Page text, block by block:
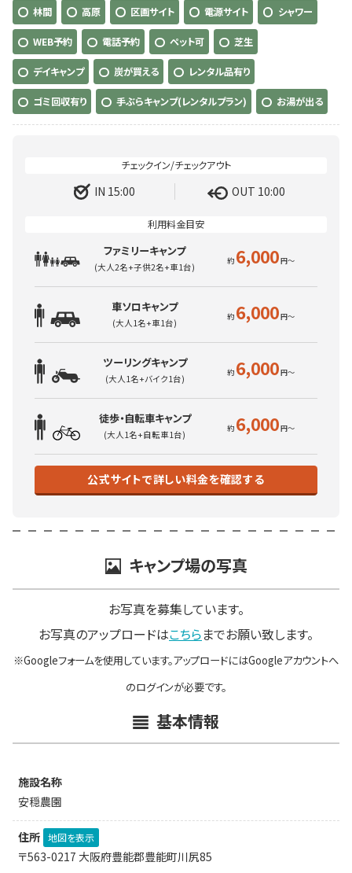
林間 高原 区画サイト 電源サイト シャワー
WEB予約 電話予約 ペット可 芝生
デイキャンプ 炭が買える レンタル品有り
ゴミ回収有り 手ぶらキャンプ(レンタルプラン) お湯が出る
IN 15:00 OUT 10:00
ファミリーキャンプ
(大人2名+子供2名+車1台) 6,000
車ソロキャンプ
(大人1名+車1台) 6,000
ツーリングキャンプ
(大人1名+バイク1台) 6,000
徒歩・自転車キャンプ
(大人1名+自転車1台) 6,000
公式サイトで詳しい料金を確認する
キャンプ場の写真
お写真を募集しています。
お写真のアップロードはこちらまでお願い致します。
※Googleフォームを使用しています。アップロードにはGoogleアカウントへ
のログインが必要です。
基本情報
施設名称
安穏農園
住所 地図を表示
〒563-0217 大阪府豊能郡豊能町川尻85